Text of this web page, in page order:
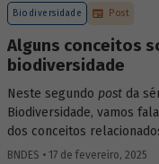
Biodiversidade Post
Alguns conceitos
biodiversidade
Neste segundo post da
Biodiversidade, vamos
dos conceitos
natureza, bioma, serviços
BNDES • 17 de fevereiro, 2025